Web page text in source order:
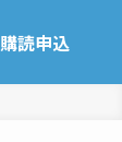
購読申込